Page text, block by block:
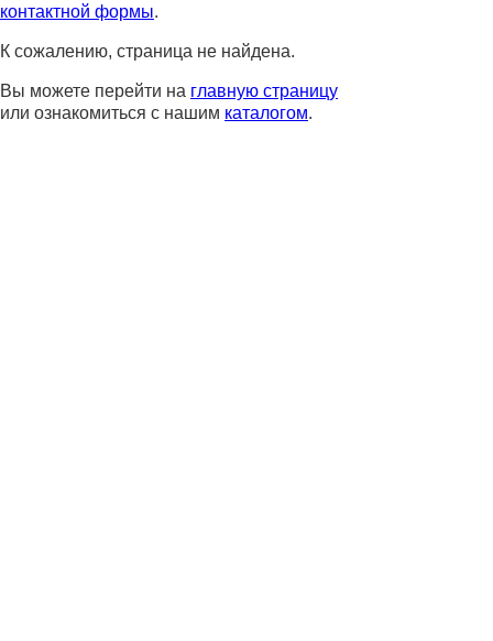
контактной формы.
К сожалению, страница не найдена.
Вы можете перейти на главную страницу
или ознакомиться с нашим каталогом.